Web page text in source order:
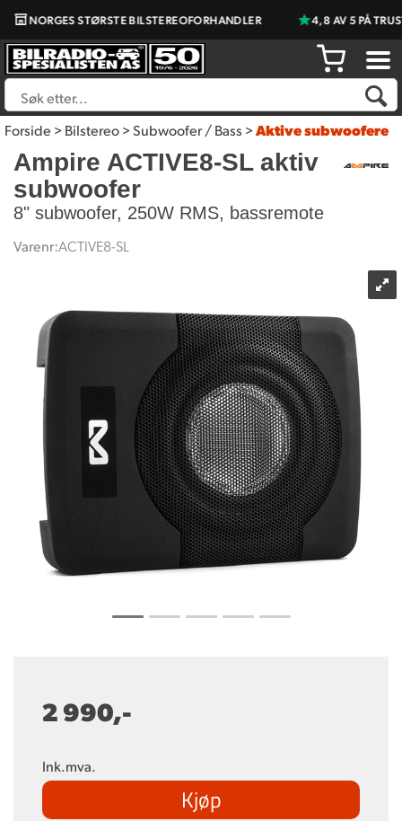
NORGES STØRSTE BILSTEREOFORHANDLER 4,8 AV 5 PÅ
Forside>Bilstereo>Subwoofer / Bass>Aktive subwoofere
Ampire ACTIVE8-SL aktiv
subwoofer
8" subwoofer, 250W RMS, bassremote
Varenr:ACTIVE8-SL
2 990,-
Ink.mva.
Kjøp